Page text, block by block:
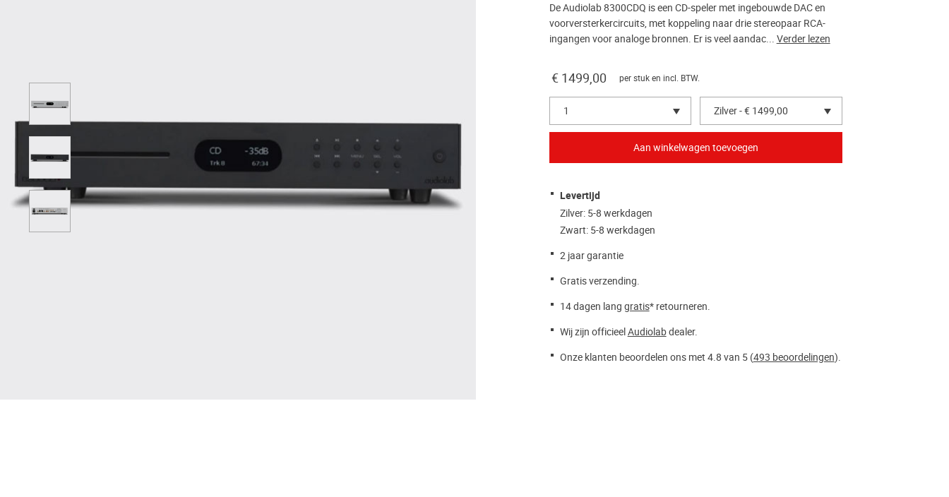
De Audiolab 8300CDQ is een CD-speler met ingebouwde DAC en
voorversterkercircuits, met koppeling naar drie stereopaar RCA-
ingangen voor analoge bronnen. Er is veel aandac... Verder lezen
€ 1499,00 per stuk en incl. BTW.
1 Zilver - € 1499,00
Levertijd
Zilver: 5-8 werkdagen
Zwart: 5-8 werkdagen
2 jaar garantie
Gratis verzending.
14 dagen lang gratis* retourneren.
Wij zijn officieelAudiolabdealer.
Onze klanten beoordelen ons met 4.8 van 5 (493 beoordelingen).